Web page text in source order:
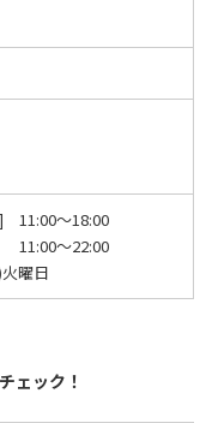
11:00～18:00
～22:00
曜日
ェック！